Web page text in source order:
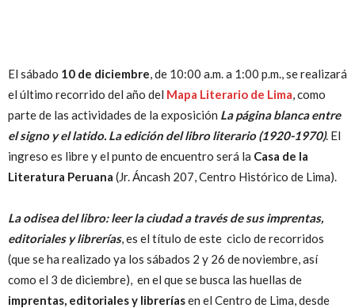
El sábado 1 0 de diciembre , de 10:00 a.m. a 1:00 p.m., se realizará
el último recorrido del año del Mapa Literario de Lima , como
parte de las actividades de la exposición La página blanca entre
el signo y el latido. La edición del libro literario (1920-1970). El
ingreso es libre y el punto de encuentro será la Casa de la
Literatura Peruana (Jr. Áncash 207, Centro Histórico de Lima).
La odisea del libro: leer la ciudad a través de sus imprentas,
editoriales y librerías, es el título de este ciclo de recorridos
(que se ha realizado ya los sábados 2 y 26 de noviembre, así
como el 3 de diciembre), en el que se busca las huellas de
imprentas, editoriales y libreríasen el Centro de Lima, desde